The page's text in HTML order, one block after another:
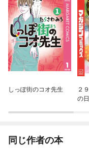
しっぽ街のコオ先生
２
の
同じ作者の本